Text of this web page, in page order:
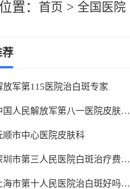
置： 首页 > 全国医院
荐
放军第115医院治白斑专家
中国人民解放军第八一医院皮肤科最好的医生
顺市中心医院皮肤科
深圳市第三人民医院白斑治疗费用多少
上海市第十人民医院治白斑好吗知乎